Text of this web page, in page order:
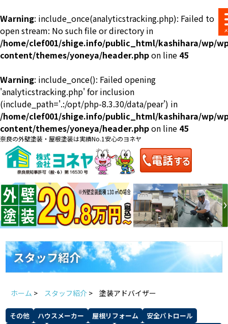
Warning: include_once(analyticstracking.php): Failed to
open stream: No such file or directory in
/home/clef001/shige.info/public_html/kashihara/wp/
content/themes/yoneya/header.phpon line 45
Warning: include_once(): Failed opening
'analyticstracking.php' for inclusion
(include_path='.:/opt/php-8.3.30/data/pear') in
/home/clef001/shige.info/public_html/kashihara/wp/
content/themes/yoneya/header.phpon line 45
奈良の外壁塗装・屋根塗装は実績No.1安心のヨネヤ
料金一覧 会社案内
来店予約 お問い合わせ
お見積り
地域の事例がいっぱい
ヨネヤの施工実績
Home お客様の声
スタッフ紹介 よくあるご質問
スタッフ紹介
ホーム > スタッフ紹介 > 塗装アドバイザー
その他 ハウスメーカー 屋根リフォーム
安全パトロール